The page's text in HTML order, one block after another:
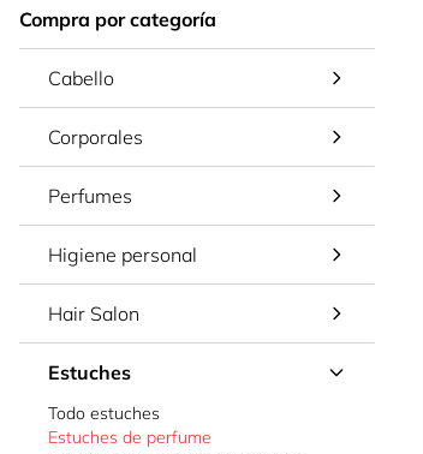
Compra por categoría
Cabello
Corporales
Perfumes
Higiene personal
Hair Salon
Estuches
Todo estuches
Estuches de perfume